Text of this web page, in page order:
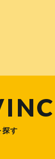
探す